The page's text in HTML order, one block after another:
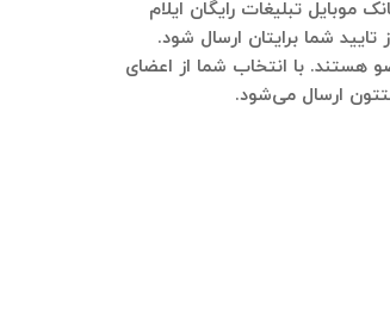
بانک موبایل تبلیغات رایگان ایلام
شما برایتان ارسال شود.
هستند. با انتخاب شما از اعضای
ارسال می‌شود.